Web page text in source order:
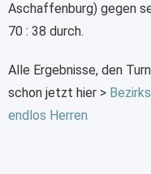
Aschaffenburg) gegen
70 : 38 durch.
Alle Ergebnisse, den
schon jetzt hier >
endlos Herren